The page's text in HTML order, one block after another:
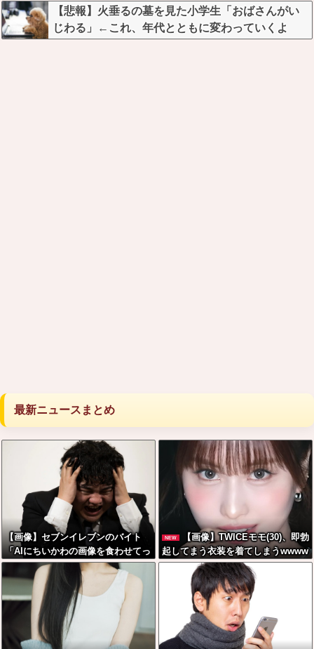
のか？大論争が巻き起こってしまう…
【悲報】火垂るの墓を見た小学生「おばさんがい
じわる」←これ、年代とともに変わっていくよ
最新ニュースまとめ
【画像】セブンイレブンのバイト
「AIにちいかわの画像を食わせてっ
と………できた！」→とんでもない
ものが出来上がってしまうw w w w
w
NEW
【画像】TWICEモモ(30)、即勃
起してまう衣装を着てしまうwwww
w